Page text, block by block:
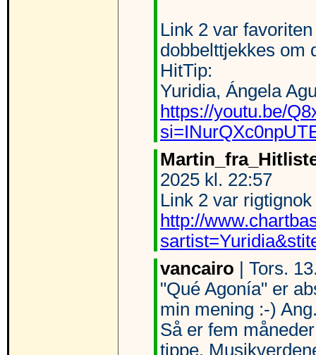
Link 2 var
dobbelttjekkes om
HitTip:
Yuridia, Ángela
https://youtu.be/
2025 kl. 22:57
Link 2 var
http://
vancairo | Tors.
"Qué Agonía" er
min mening :-)
Så er fem
tippe.